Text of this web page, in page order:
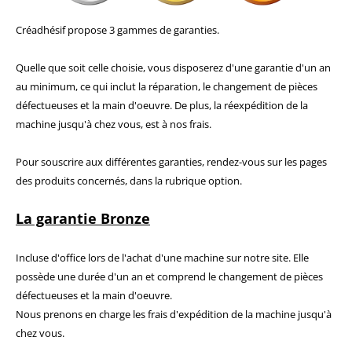
Créadhésif propose 3 gammes de garanties.
Quelle que soit celle choisie, vous disposerez d'une garantie d'un an
au minimum, ce qui inclut la réparation, le changement de pièces
défectueuses et la main d'oeuvre. De plus, la réexpédition de la
machine jusqu'à chez vous, est à nos frais.
Pour souscrire aux différentes garanties, rendez-vous sur les pages
des produits concernés, dans la rubrique option.
La garantie Bronze
Incluse d'office lors de l'achat d'une machine sur notre site. Elle
possède une durée d'un an et comprend le changement de pièces
défectueuses et la main d'oeuvre.
Nous prenons en charge les frais d'expédition de la machine jusqu'à
chez vous.
49,99 €
Planche de Transfert DTF UV - Format A3 - 27 x 42 cm
9,50 €
7,92 €
Encre pour transfert DTF - 2eme Génération - Blanc - 1L
49,00 €
40,83 €
8 990,00 €